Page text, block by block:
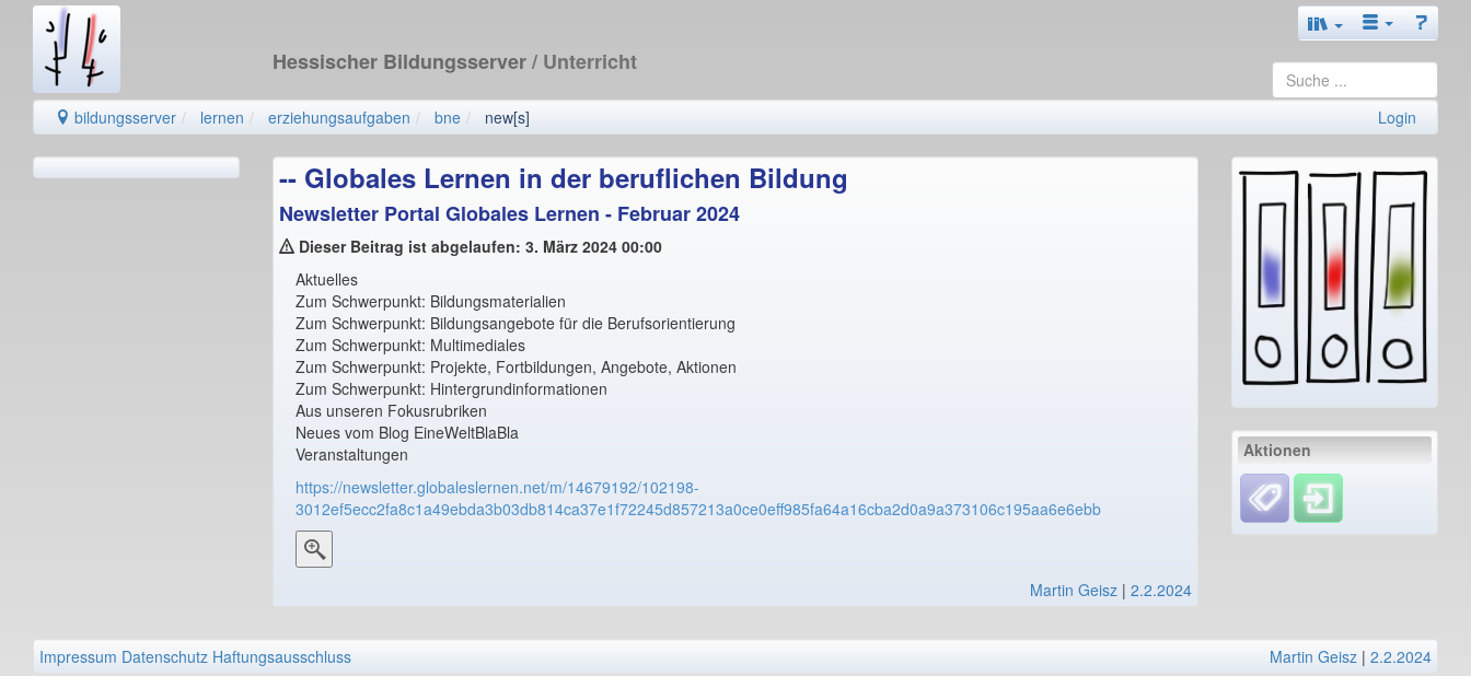
Hessischer Bildungsserver/ Unterricht
bildungsserver lernen erziehungsaufgaben bne new[s] Login
-- Globales Lernen in der beruflichen Bildung
Newsletter Portal Globales Lernen - Februar 2024
Dieser Beitrag ist abgelaufen: 3. März 2024 00:00
Aktuelles
Zum Schwerpunkt: Bildungsmaterialien
Zum Schwerpunkt: Bildungsangebote für die Berufsorientierung
Zum Schwerpunkt: Multimediales
Zum Schwerpunkt: Projekte, Fortbildungen, Angebote, Aktionen
Zum Schwerpunkt: Hintergrundinformationen
Aus unseren Fokusrubriken
Neues vom Blog EineWeltBlaBla
Veranstaltungen
https://newsletter.globaleslernen.net/m/14679192/102198-
3012ef5ecc2fa8c1a49ebda3b03db814ca37e1f72245d857213a0ce0eff985fa64a16cba2d0a9a373106c195aa6e6ebb
Martin Geisz | 2.2.2024
Aktionen
Impressum Datenschutz Haftungsausschluss Martin Geisz | 2.2.2024